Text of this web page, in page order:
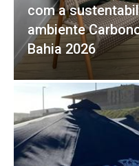
com a
ambiente
Bahia 2026